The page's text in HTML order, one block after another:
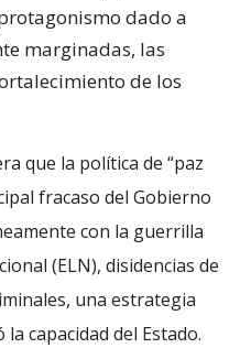
dado a
marginadas, las
de los
que la política de “paz
fracaso del Gobierno
con la guerrilla
(ELN), disidencias de
una estrategia
capacidad del Estado.